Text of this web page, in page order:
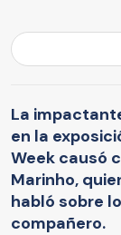
La
en la
Week causó
Marinho,
habló sobre
compañero.